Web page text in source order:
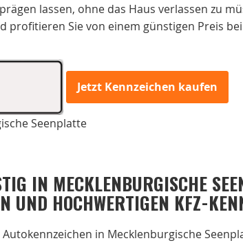
lassen, ohne das Haus verlassen zu
profitieren Sie von einem günstigen Preis
Jetzt Kennzeichen kaufen
Seenplatte
IN MECKLENBURGISCHE
UND HOCHWERTIGEN KFZ-
in Mecklenburgische